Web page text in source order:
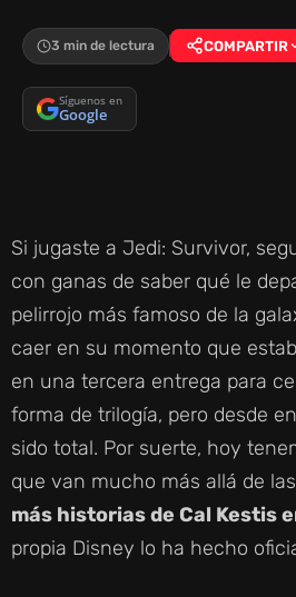
3 min de lectura COMPARTIR
Síguenos en
Google
Si jugaste a Jedi: Survivor,
con ganas de saber qué le
pelirrojo más famoso de la
caer en su momento que
en una tercera entrega para
forma de trilogía, pero desde
sido total. Por suerte, hoy
que van mucho más allá de
más historias de Cal Kestis
propia Disney lo ha hecho